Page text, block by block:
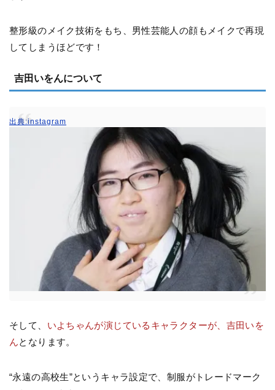
整形級のメイク技術をもち、男性芸能人の顔もメイクで再現
してしまうほどです！
吉田いをんについて
出典:instagram
そして、 いよちゃんが演じているキャラクターが、吉田いを
んとなります。
“永遠の高校生”というキャラ設定で、制服がトレードマーク